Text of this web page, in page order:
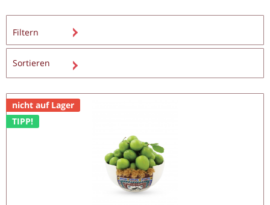
Filtern
nicht auf Lager
TIPP!